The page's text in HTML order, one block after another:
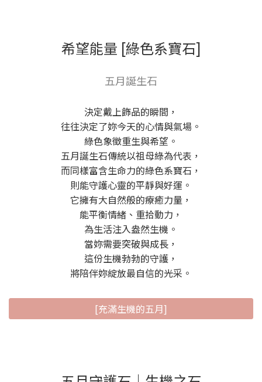
希望能量 [綠色系寶石]
五月誕生石
決定戴上飾品的瞬間，
往往決定了妳今天的心情與氣場。
綠色象徵重生與希望。
五月誕生石傳統以祖母綠為代表，
而同樣富含生命力的綠色系寶石，
則能守護心靈的平靜與好運。
它擁有大自然般的療癒力量，
能平衡情緒、重拾動力，
為生活注入盎然生機。
當妳需要突破與成長，
這份生機勃勃的守護，
將陪伴妳綻放最自信的光采。
[充滿生機的五月]